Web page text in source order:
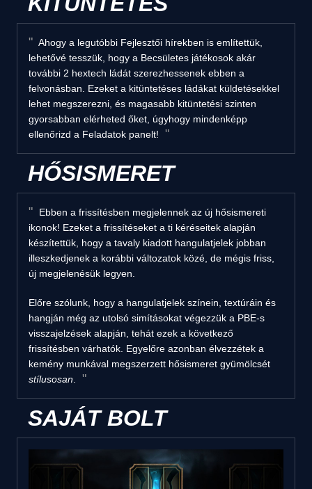
Ahogy a legutóbbi Fejlesztői hírekben is említettük,
lehetővé tesszük, hogy a Becsületes játékosok akár
további 2 hextech ládát szerezhessenek ebben a
felvonásban. Ezeket a kitüntetéses ládákat küldetésekkel
lehet megszerezni, és magasabb kitüntetési szinten
gyorsabban elérheted őket, úgyhogy mindenképp
ellenőrizd a Feladatok panelt!
HŐSISMERET
Ebben a frissítésben megjelennek az új hősismereti
ikonok! Ezeket a frissítéseket a ti kéréseitek alapján
készítettük, hogy a tavaly kiadott hangulatjelek jobban
illeszkedjenek a korábbi változatok közé, de mégis friss,
új megjelenésük legyen.
Előre szólunk, hogy a hangulatjelek színein, textúráin és
hangján még az utolsó simításokat végezzük a PBE-s
visszajelzések alapján, tehát ezek a következő
frissítésben várhatók. Egyelőre azonban élvezzétek a
kemény munkával megszerzett hősismeret gyümölcsét
stílusosan
SAJÁT BOLT